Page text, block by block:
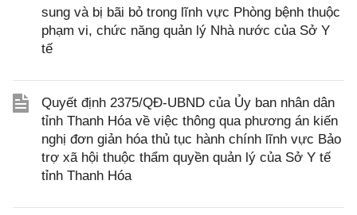
sung và bị bãi bỏ trong lĩnh vực Phòng bệnh thuộc
phạm vi, chức năng quản lý Nhà nước của Sở Y
tế
Quyết định 2375/QĐ-UBND của Ủy ban nhân dân
tỉnh Thanh Hóa về việc thông qua phương án kiến
nghị đơn giản hóa thủ tục hành chính lĩnh vực Bảo
trợ xã hội thuộc thẩm quyền quản lý của Sở Y tế
tỉnh Thanh Hóa